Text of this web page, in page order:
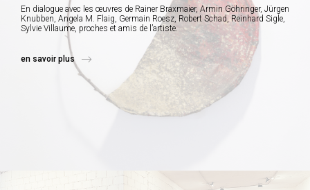
En dialogue avec les œuvres de Rainer Braxmaier, Armin Göhringer, Jürgen
Knubben, Angela M. Flaig, Germain Roesz, Robert Schad, Reinhard Sigle,
Sylvie Villaume, proches et amis de l’artiste.
en savoir plus